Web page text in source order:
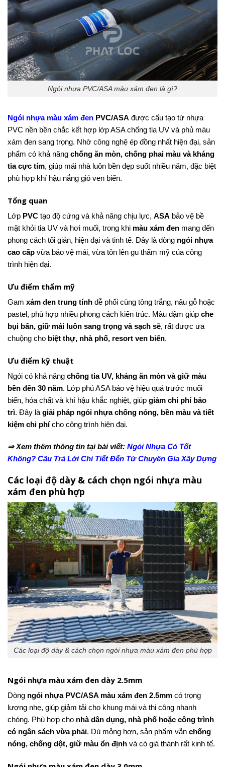
Ngói nhựa PVC/ASA màu xám đen là gì?
Ngói nhựa màu xám đen PVC/ASA được cấu tạo từ nhựa
PVC nền bền chắc kết hợp lớp ASA chống tia UV và phủ màu
xám đen sang trọng. Nhờ công nghệ ép đồng nhất hiện đại, sản
phẩm có khả năng chống ăn mòn, chống phai màu và kháng
tia cực tím, giúp mái nhà luôn bền đẹp suốt nhiều năm, đặc biệt
phù hợp khí hậu nắng gió ven biển.
Tổng quan
Lớp PVC tạo độ cứng và khả năng chịu lực, ASA bảo vệ bề
mặt khỏi tia UV và hơi muối, trong khi màu xám đen mang đến
phong cách tối giản, hiện đại và tinh tế. Đây là dòng ngói nhựa
cao cấp vừa bảo vệ mái, vừa tôn lên gu thẩm mỹ của công
trình hiện đại.
Ưu điểm thẩm mỹ
Gam xám đen trung tính dễ phối cùng tông trắng, nâu gỗ hoặc
pastel, phù hợp nhiều phong cách kiến trúc. Màu đậm giúp che
bụi bẩn, giữ mái luôn sang trọng và sạch sẽ, rất được ưa
chuộng cho biệt thự, nhà phố, resort ven biển.
Ưu điểm kỹ thuật
Ngói có khả năng chống tia UV, kháng ăn mòn và giữ màu
bền đến 30 năm. Lớp phủ ASA bảo vệ hiệu quả trước muối
biển, hóa chất và khí hậu khắc nghiệt, giúp giảm chi phí bảo
trì. Đây là giải pháp ngói nhựa chống nóng, bền màu và tiết
kiệm chi phícho công trình hiện đại.
⇒ Xem thêm thông tin tại bài viết: Ngói Nhựa Có Tốt
Không? Câu Trả Lời Chi Tiết Đến Từ Chuyên Gia Xây Dựng
Các loại độ dày & cách chọn ngói nhựa màu
xám đen phù hợp
Các loại độ dày & cách chọn ngói nhựa màu xám đen phù hợp
Ngói nhựa màu xám đen dày 2.5mm
Dòng ngói nhựa PVC/ASA màu xám đen 2.5mm có trọng
lượng nhẹ, giúp giảm tải cho khung mái và thi công nhanh
chóng. Phù hợp cho nhà dân dụng, nhà phố hoặc công trình
có ngân sách vừa phải. Dù mỏng hơn, sản phẩm vẫn chống
nóng, chống dột, giữ màu ổn định và có giá thành rất kinh tế.